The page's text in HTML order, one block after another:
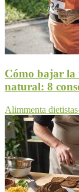
Cómo bajar la
natural: 8
Alimmenta